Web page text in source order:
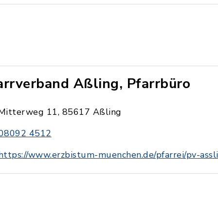
Aßling, Pfarrbüro
11, 85617 Aßling
4512
www.erzbistum-muenchen.de/pfarrei/pv-